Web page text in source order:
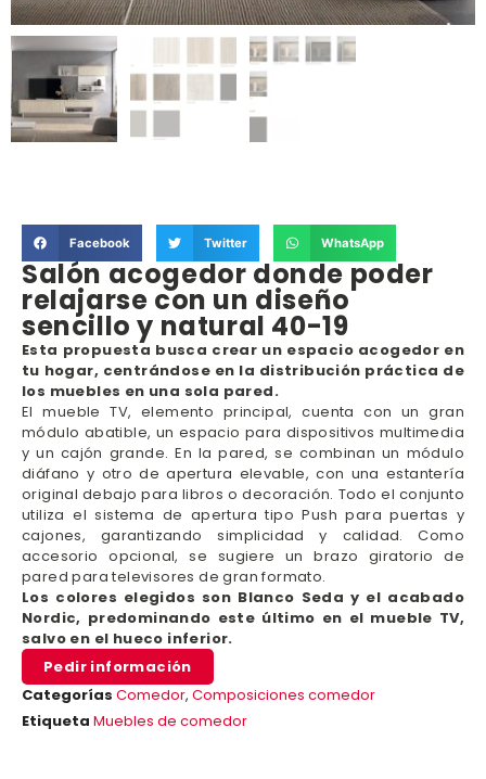
Facebook Twitter WhatsApp
Salón acogedor donde poder
relajarse con un diseño
sencillo y natural 40-19
Esta propuesta busca crear un espacio acogedor en
tu hogar, centrándose en la distribución práctica de
los muebles en una sola pared.
El mueble TV, elemento principal, cuenta con un gran
módulo abatible, un espacio para dispositivos multimedia
y un cajón grande. En la pared, se combinan un módulo
diáfano y otro de apertura elevable, con una estantería
original debajo para libros o decoración. Todo el conjunto
utiliza el sistema de apertura tipo Push para puertas y
cajones, garantizando simplicidad y calidad. Como
accesorio opcional, se sugiere un brazo giratorio de
pared para televisores de gran formato.
Los colores elegidos son Blanco Seda y el acabado
Nordic, predominando este último en el mueble TV,
salvo en el hueco inferior.
Pedir información
Categorías Comedor, Composiciones comedor
Etiqueta Muebles de comedor